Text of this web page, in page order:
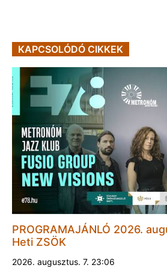
KAPCSOLÓDÓ CIKKEK
PROGRAMAJÁNLÓ 2026.
Heti ZSÖK
2026. augusztus. 7. 23:06